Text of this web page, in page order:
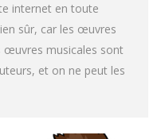
internet en toute
sûr, car les œuvres
œuvres musicales sont
et on ne peut les